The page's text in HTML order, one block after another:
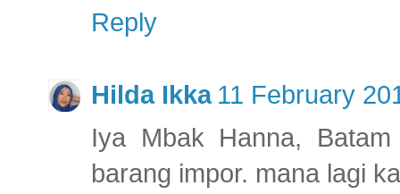
Reply
Hilda Ikka 11 February
Iya Mbak Hanna,
barang impor. mana lagi